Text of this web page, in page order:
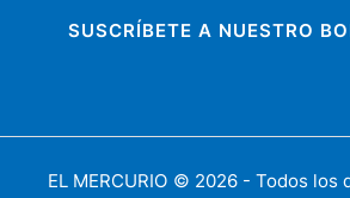
SUSCRÍBETE A NUESTRO
EL MERCURIO © 2026 - Todos los